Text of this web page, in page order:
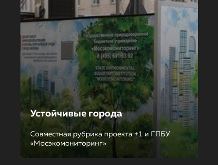
Устойчивые города
Совместная рубрика проекта +1 и ГПБУ
«Мосэкомониторинг»